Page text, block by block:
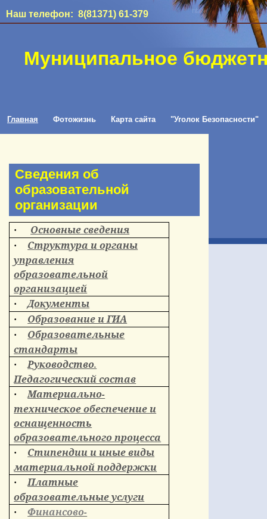
Наш телефон: 8(81371) 61-379
Муниципальное
Главная Фотожизнь Карта сайта "Уголок Безопасности"
Сведения об
образовательной
организации
· Основные сведения
·
Структура и органы
управления
образовательной
организацией
· Документы
· Образование и ГИА
·
Образовательные
стандарты
·
Руководство.
Педагогический состав
·
Материально-
техническое обеспечение и
оснащенность
образовательного процесса
·
Стипендии и иные виды
материальной поддержки
·
Платные
образовательные услуги
·
Финансово-